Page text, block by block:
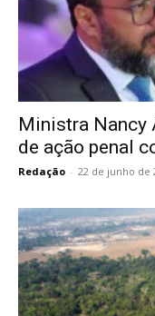
Ministra Nancy
de ação penal
Redação - 22 de junho de